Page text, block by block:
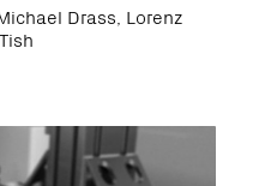
Drass, Lorenz